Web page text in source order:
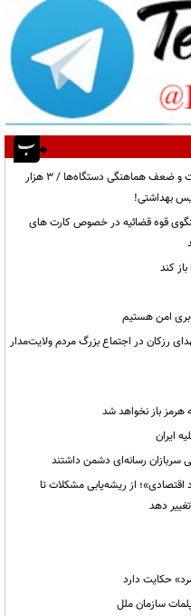
ریمـدان؛ مرزی گرفتار در صف، کمبود زیرساخت و ضعف هماهنگی دستگاه‌ها / ۳ هزار
بهداشتی!
قوه قضائیه در خصوص کارت های
کند
امن هستیم
رزکان در اجتماع بزرگ مردم ولایت‌مدار
هرمز باز نخواهد شد
ایران
سربازان رسانه‌ای دشمن داشتند
محور «جهاد اقتصادی»؛ از ریشه‌یابی مشکلات تا
دهد
حکایت دارد
سازمان ملل